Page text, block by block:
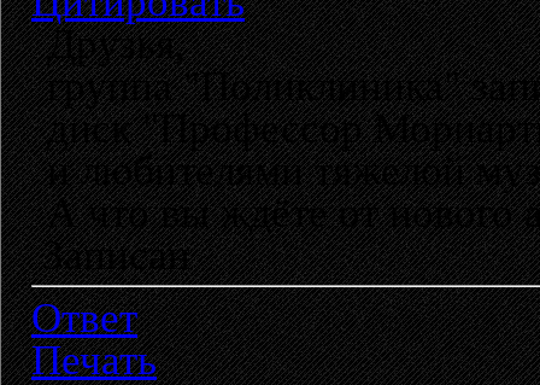
Друзья,
группа "Поликлиника"
диск "Профессор
и любителями тяжелой
А что вы ждёте от нового
Записан
Ответ
Печать